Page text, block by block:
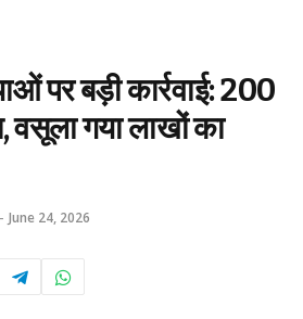
पर बड़ी कार्रवाई: 200
वसूला गया लाखों का
June 24, 2026